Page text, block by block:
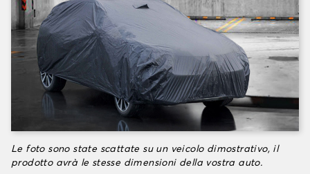
Le foto sono state scattate su un veicolo dimostrativo, il
prodotto avrà le stesse dimensioni della vostra auto.